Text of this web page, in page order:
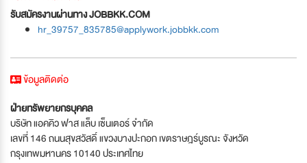
รับสมัครงานผ่านทาง JOBBKK.COM
hr_39757_835785@applywork.jobbkk.com
ข้อมูลติดต่อ
ฝ่ายทรัพยายกรบุคคล
บริษัท แอคคิว ฟาส แล็บ เซ็นเตอร์ จำกัด
เลขที่ 146 ถนนสุขสวัสดิ์ แขวงบางปะกอก เขตราษฎร์บูรณะ จังหวัด
กรุงเทพมหานคร 10140 ประเทศไทย